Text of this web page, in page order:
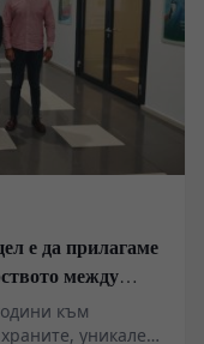
е да прилагаме
между
към
уникален